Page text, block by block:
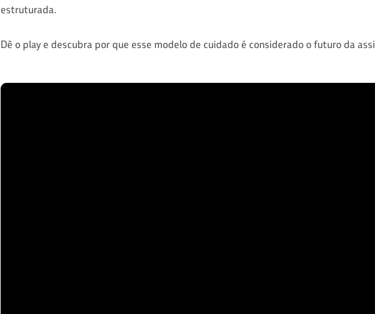
estruturada.
Dê o play e descubra por que esse modelo de cuidado é considerado o futuro da